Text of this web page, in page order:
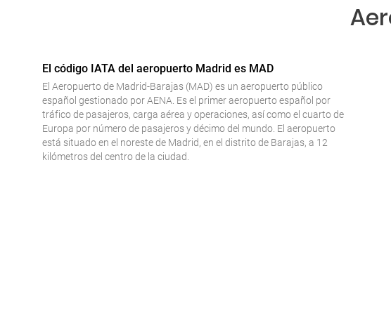
El código IATA del aeropuerto Madrid es MAD
El Aeropuerto de Madrid-Barajas (MAD) es un aeropuerto público
español gestionado por AENA. Es el primer aeropuerto español por
tráfico de pasajeros, carga aérea y operaciones, así como el cuarto de
Europa por número de pasajeros y décimo del mundo. El aeropuerto
está situado en el noreste de Madrid, en el distrito de Barajas, a 12
kilómetros del centro de la ciudad.